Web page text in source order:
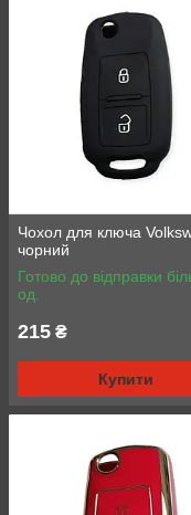
Чохол для ключа
чорний
Готово до відправки
од.
215 ₴
Купити